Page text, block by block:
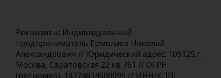
Реквизиты: Индивидуальный
предприниматель Ермолаев Николай
Александрович // Юридический адрес: 109125,г.
Москва, Саратовская 22 кв 761 // ОГРН
(рег.номер): 14774634500095 // ИНН/КПП: